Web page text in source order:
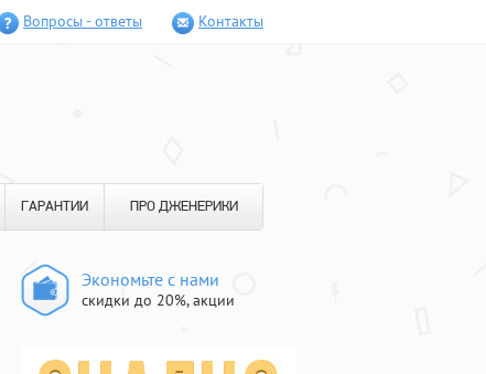
Вопросы - ответы Контакты
ГАРАНТИИ ПРО ДЖЕНЕРИКИ
Экономьте с нами
скидки до 20%, акции